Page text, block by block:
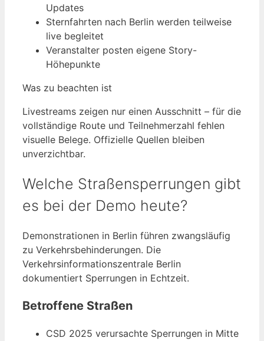
Updates
Sternfahrten nach Berlin werden teilweise
live begleitet
Veranstalter posten eigene Story-
Höhepunkte
Was zu beachten ist
Livestreams zeigen nur einen Ausschnitt – für die
vollständige Route und Teilnehmerzahl fehlen
visuelle Belege. Offizielle Quellen bleiben
unverzichtbar.
Welche Straßensperrungen gibt
es bei der Demo heute?
Demonstrationen in Berlin führen zwangsläufig
zu Verkehrsbehinderungen. Die
Verkehrsinformationszentrale Berlin
dokumentiert Sperrungen in Echtzeit.
Betroffene Straßen
CSD 2025 verursachte Sperrungen in Mitte